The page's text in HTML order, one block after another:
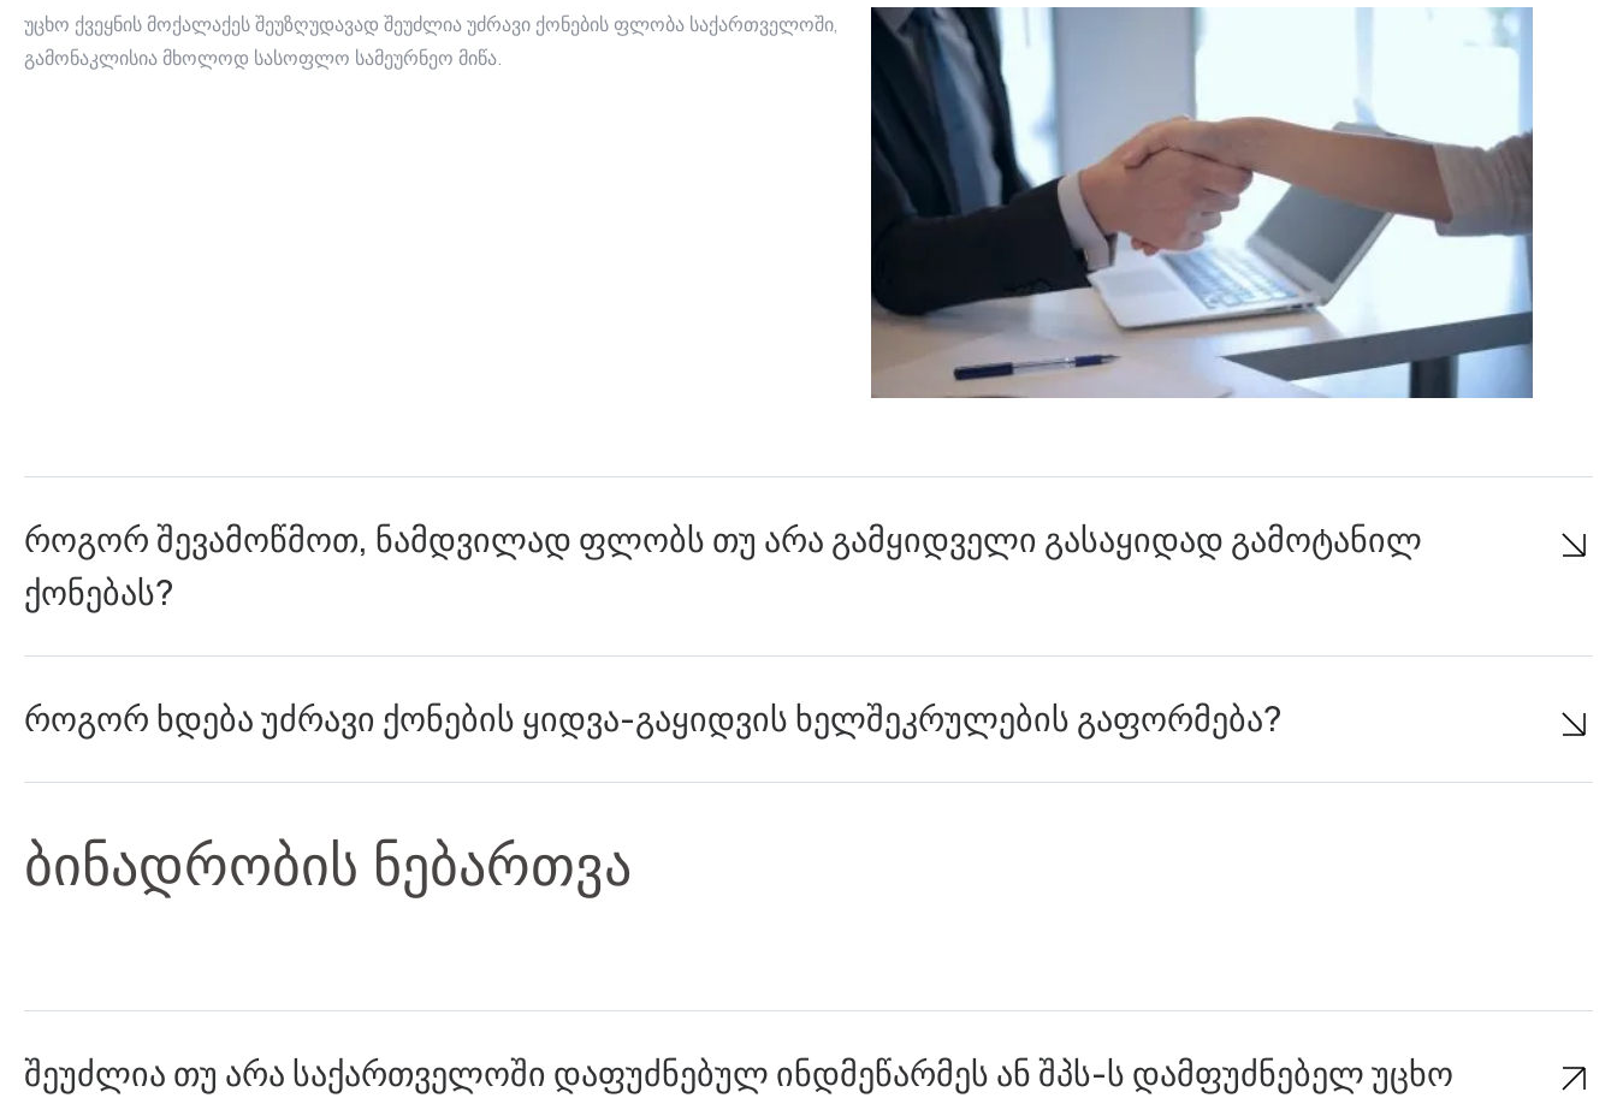
უცხო ქვეყნის მოქალაქეს შეუზღუდავად შეუძლია უძრავი ქონების ფლობა საქართველოში,
გამონაკლისია მხოლოდ სასოფლო სამეურნეო მიწა.
როგორ შევამოწმოთ, ნამდვილად ფლობს თუ არა გამყიდველი გასაყიდად გამოტანილ
ქონებას?
როგორ ხდება უძრავი ქონების ყიდვა-გაყიდვის ხელშეკრულების გაფორმება?
ბინადრობის ნებართვა
შეუძლია თუ არა საქართველოში დაფუძნებულ ინდმეწარმეს ან შპს-ს დამფუძნებელ უცხო